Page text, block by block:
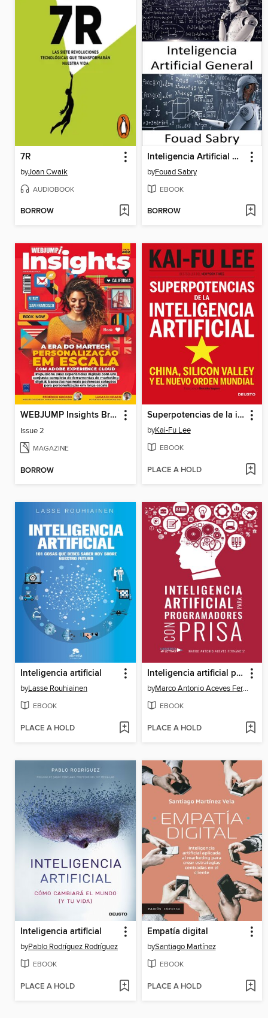
7R
byJoan Cwaik
AUDIOBOOK
BORROW
Inteligencia Artificial General
byFouad Sabry
EBOOK
BORROW
WEBJUMP Insights Brasil
Issue 2
MAGAZINE
BORROW
Superpotencias de la inteligencia artificial
byKai-Fu Lee
EBOOK
PLACE A HOLD
Inteligencia artificial
byLasse Rouhiainen
EBOOK
PLACE A HOLD
Inteligencia artificial para programadores con prisa
by Marco Antonio Aceves Fernández
EBOOK
PLACE A HOLD
Inteligencia artificial
byPablo Rodríguez Rodríguez
EBOOK
PLACE A HOLD
Empatía digital
bySantiago Martínez
EBOOK
PLACE A HOLD